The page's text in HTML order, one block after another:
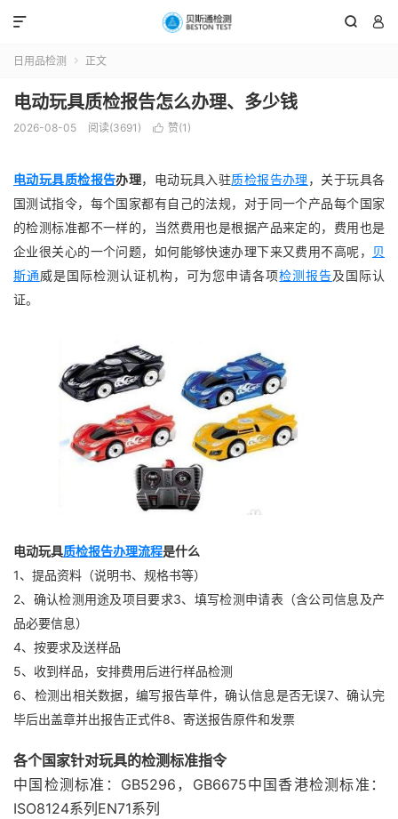
 

日用品检测  正文
电动玩具质检报告怎么办理、多少钱
2026-08-05 阅读(3691)  赞(1 )
电动玩具质检报告办理，电动玩具入驻质检报告办理 ，关于玩具各
国测试指令，每个国家都有自己的法规，对于同一个产品每个国家
的检测标准都不一样的，当然费用也是根据产品来定的，费用也是
企业很关心的一个问题，如何能够快速办理下来又费用不高呢，
贝
斯通威是国际检测认证机构，可为您申请各项检测报告及国际认
证。
电动玩具质检报告办理流程是什么
1、提品资料（说明书、规格书等）
2、确认检测用途及项目要求3、填写检测申请表（含公司信息及产
品必要信息）
4、按要求及送样品
5、收到样品，安排费用后进行样品检测
6、检测出相关数据，编写报告草件，确认信息是否无误7、确认完
毕后出盖章并出报告正式件8、寄送报告原件和发票
各个国家针对玩具的检测标准指令
中国检测标准：GB5296，GB6675中国香港检测标准：
ISO8124系列EN71系列